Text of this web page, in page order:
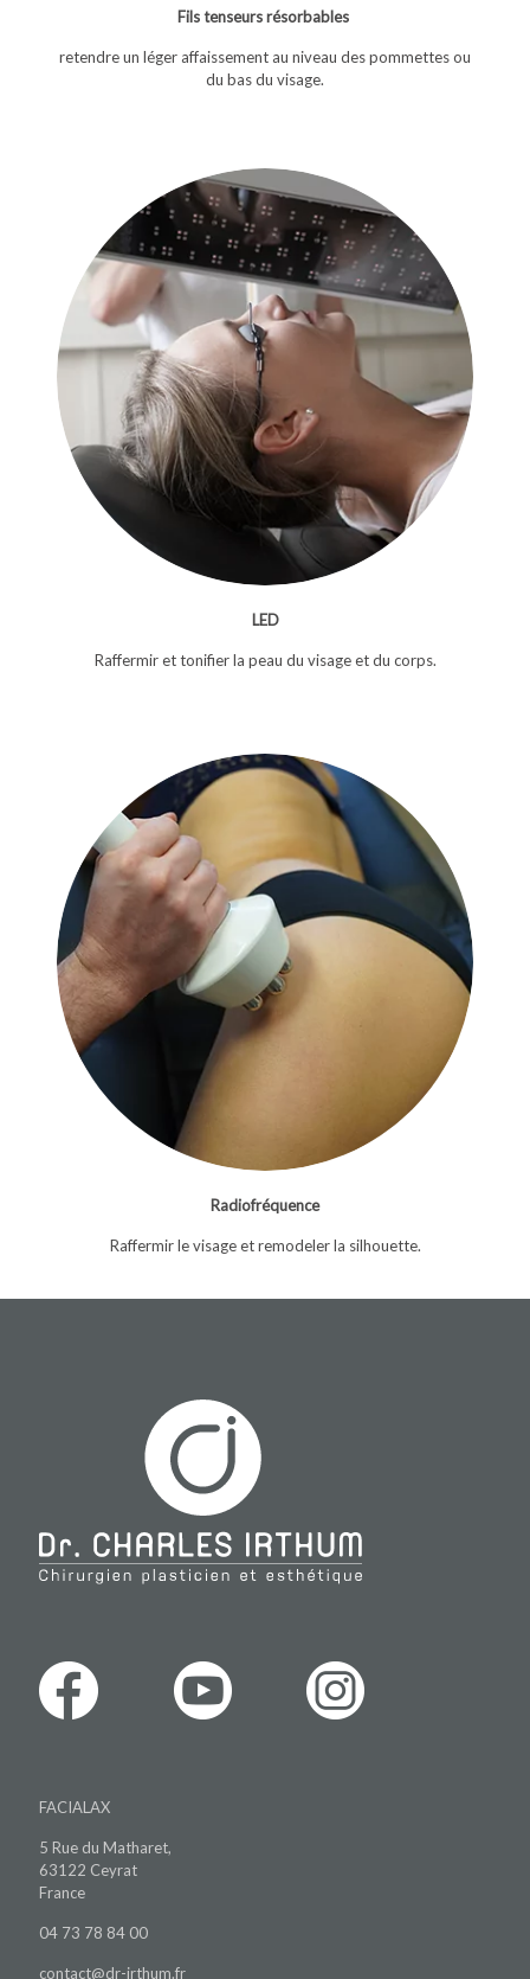
Fils tenseurs résorbables
retendre un léger affaissement au niveau des pommettes ou
du bas du visage.
LED
Raffermir et tonifier la peau du visage et du corps.
Radiofréquence
Raffermir le visage et remodeler la silhouette.
FACIALAX
5 Rue du Matharet,
63122 Ceyrat
France
04 73 78 84 00
contact@dr-irthum.fr